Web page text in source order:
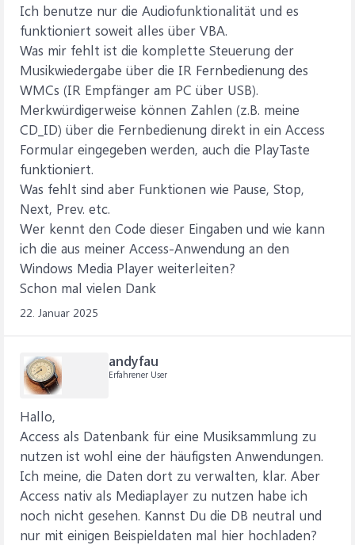
Ich benutze nur die Audiofunktionalität und es
funktioniert soweit alles über VBA.
Was mir fehlt ist die komplette Steuerung der
Musikwiedergabe über die IR Fernbedienung des
WMCs (IR Empfänger am PC über USB).
Merkwürdigerweise können Zahlen (z.B. meine
CD_ID) über die Fernbedienung direkt in ein Access
Formular eingegeben werden, auch die PlayTaste
funktioniert.
Was fehlt sind aber Funktionen wie Pause, Stop,
Next, Prev. etc.
Wer kennt den Code dieser Eingaben und wie kann
ich die aus meiner Access-Anwendung an den
Windows Media Player weiterleiten?
Schon mal vielen Dank
22. Januar 2025
andyfau
Erfahrener User
Hallo,
Access als Datenbank für eine Musiksammlung zu
nutzen ist wohl eine der häufigsten Anwendungen.
Ich meine, die Daten dort zu verwalten, klar. Aber
Access nativ als Mediaplayer zu nutzen habe ich
noch nicht gesehen. Kannst Du die DB neutral und
nur mit einigen Beispieldaten mal hier hochladen?